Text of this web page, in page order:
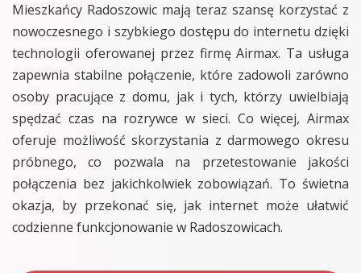
Mieszkańcy Radoszowic mają teraz szansę korzystać z
nowoczesnego i szybkiego dostępu do internetu dzięki
technologii oferowanej przez firmę Airmax. Ta usługa
zapewnia stabilne połączenie, które zadowoli zarówno
osoby pracujące z domu, jak i tych, którzy uwielbiają
spędzać czas na rozrywce w sieci. Co więcej, Airmax
oferuje możliwość skorzystania z darmowego okresu
próbnego, co pozwala na przetestowanie jakości
połączenia bez jakichkolwiek zobowiązań. To świetna
okazja, by przekonać się, jak internet może ułatwić
codzienne funkcjonowanie w Radoszowicach.